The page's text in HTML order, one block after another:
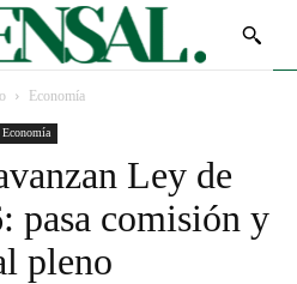
Economía
Economía
Ley de
pasa comisión y
pleno